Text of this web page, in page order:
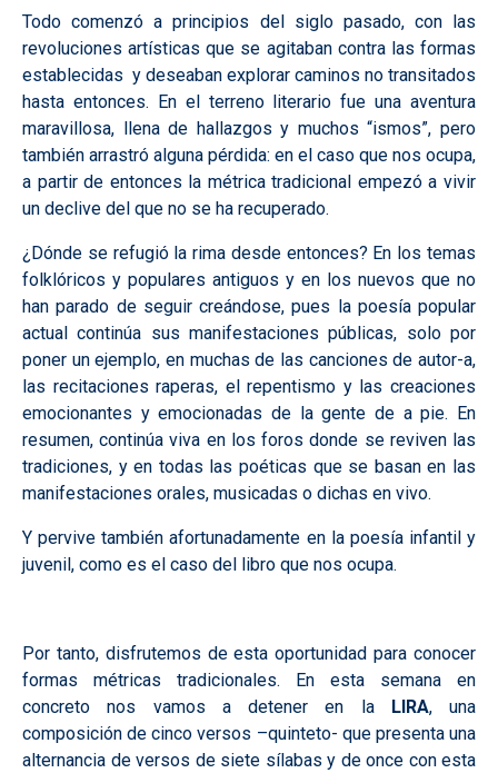
Todo comenzó a principios del siglo pasado, con las
revoluciones artísticas que se agitaban contra las formas
establecidas y deseaban explorar caminos no transitados
hasta entonces. En el terreno literario fue una aventura
maravillosa, llena de hallazgos y muchos “ismos”, pero
también arrastró alguna pérdida: en el caso que nos ocupa,
a partir de entonces la métrica tradicional empezó a vivir
un declive del que no se ha recuperado.
¿Dónde se refugió la rima desde entonces? En los temas
folklóricos y populares antiguos y en los nuevos que no
han parado de seguir creándose, pues la poesía popular
actual continúa sus manifestaciones públicas, solo por
poner un ejemplo, en muchas de las canciones de autor-a,
las recitaciones raperas, el repentismo y las creaciones
emocionantes y emocionadas de la gente de a pie. En
resumen, continúa viva en los foros donde se reviven las
tradiciones, y en todas las poéticas que se basan en las
manifestaciones orales, musicadas o dichas en vivo.
Y pervive también afortunadamente en la poesía infantil y
juvenil, como es el caso del libro que nos ocupa.
Por tanto, disfrutemos de esta oportunidad para conocer
formas métricas tradicionales. En esta semana en
concreto nos vamos a detener en la LIRA, una
composición de cinco versos –quinteto- que presenta una
alternancia de versos de siete sílabas y de once con esta